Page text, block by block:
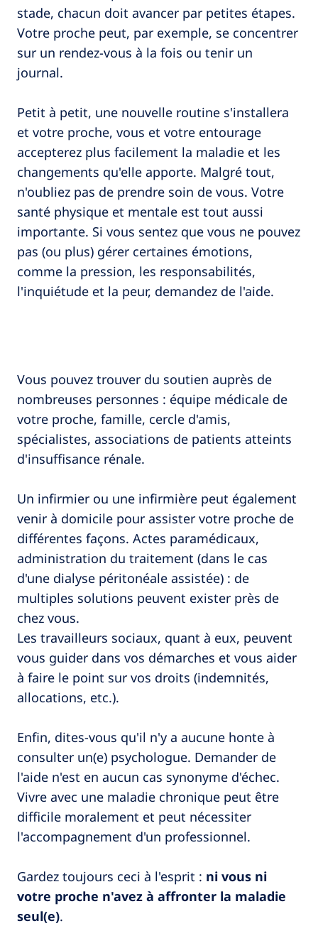
stade, chacun doit avancer par petites étapes.
Votre proche peut, par exemple, se concentrer
sur un rendez-vous à la fois ou tenir un
journal.
Petit à petit, une nouvelle routine s'installera
et votre proche, vous et votre entourage
accepterez plus facilement la maladie et les
changements qu'elle apporte. Malgré tout,
n'oubliez pas de prendre soin de vous. Votre
santé physique et mentale est tout aussi
importante. Si vous sentez que vous ne pouvez
pas (ou plus) gérer certaines émotions,
comme la pression, les responsabilités,
l'inquiétude et la peur, demandez de l'aide.
Vous pouvez trouver du soutien auprès de
nombreuses personnes : équipe médicale de
votre proche, famille, cercle d'amis,
spécialistes, associations de patients atteints
d'insuffisance rénale.
Un infirmier ou une infirmière peut également
venir à domicile pour assister votre proche de
différentes façons. Actes paramédicaux,
administration du traitement (dans le cas
d'une dialyse péritonéale assistée) : de
multiples solutions peuvent exister près de
chez vous.
Les travailleurs sociaux, quant à eux, peuvent
vous guider dans vos démarches et vous aider
à faire le point sur vos droits (indemnités,
allocations, etc.).
Enfin, dites-vous qu'il n'y a aucune honte à
consulter un(e) psychologue. Demander de
l'aide n'est en aucun cas synonyme d'échec.
Vivre avec une maladie chronique peut être
difficile moralement et peut nécessiter
l'accompagnement d'un professionnel.
Gardez toujours ceci à l'esprit : ni vous ni
votre proche n'avez à affronter la maladie
seul(e).